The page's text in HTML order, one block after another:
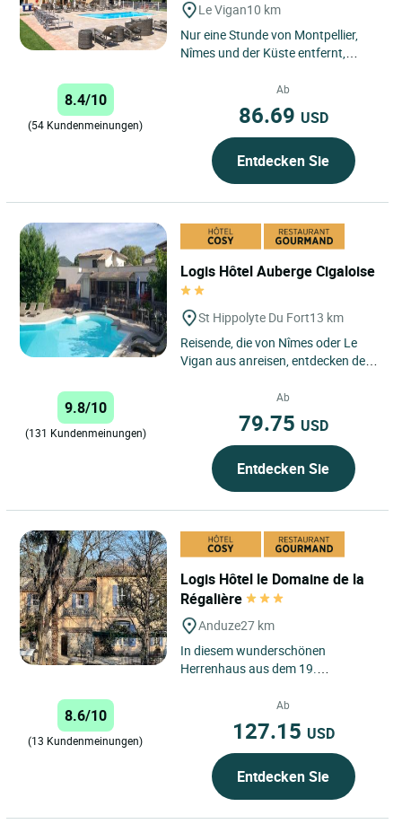
Le Vigan10 km
Nur eine Stunde von Montpellier,
Nîmes und der Küste entfernt,
Sterne-Hotel und Restaurant...
8.4/10
(54 Kundenmeinungen)
Ab
86.69 USD
Entdecken Sie
Logis Hôtel Auberge Cigaloise
St Hippolyte Du Fort13 km
Reisende, die von Nîmes oder Le
Vigan aus anreisen, entdecken den
Cevennen, in dem Saint-Hippolyte-
9.8/10
(131 Kundenmeinungen)
Ab
79.75 USD
Entdecken Sie
Logis Hôtel le Domaine de la
Régalière
Anduze27 km
In diesem wunderschönen
Herrenhaus aus dem 19.
Ihrem Aufenthalt in Portes des
Cévennes,...
8.6/10
(13 Kundenmeinungen)
Ab
127.15 USD
Entdecken Sie